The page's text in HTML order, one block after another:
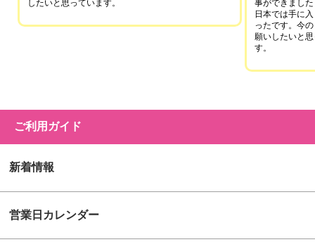
したいと思っています。
事ができました
日本では手に
ったです。今
願いしたいと
す。
ご利用ガイド
新着情報
営業日カレンダー